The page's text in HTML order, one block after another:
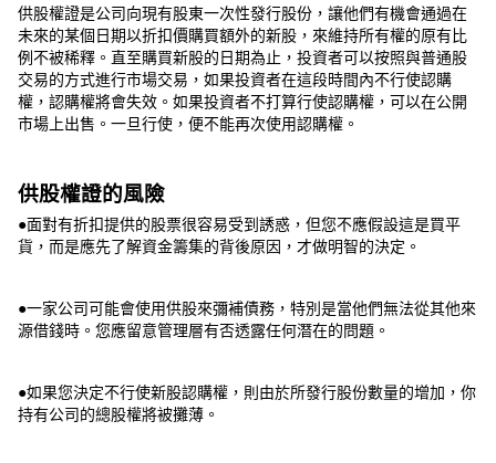
供股權證是公司向現有股東一次性發行股份，讓他們有機會通過在
未來的某個日期以折扣價購買額外的新股，來維持所有權的原有比
例不被稀釋。直至購買新股的日期為止，投資者可以按照與普通股
交易的方式進行市場交易，如果投資者在這段時間內不行使認購
權，認購權將會失效。如果投資者不打算行使認購權，可以在公開
市場上出售。一旦行使，便不能再次使用認購權。
供股權證的風險
●面對有折扣提供的股票很容易受到誘惑，但您不應假設這是買平
貨，而是應先了解資金籌集的背後原因，才做明智的決定。
●一家公司可能會使用供股來彌補債務，特別是當他們無法從其他來
源借錢時。您應留意管理層有否透露任何潛在的問題。
●如果您決定不行使新股認購權，則由於所發行股份數量的增加，你
持有公司的總股權將被攤薄。